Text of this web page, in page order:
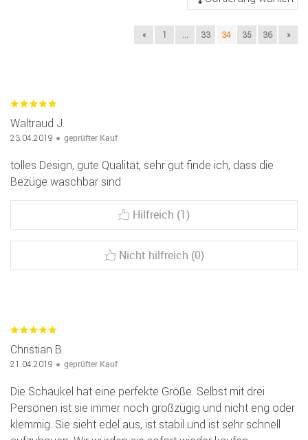
« 1 ... 33 34 35 36 »
Waltraud J.
23.04.2019 geprüfter Kauf
tolles Design, gute Qualität, sehr gut finde ich, dass die
Bezüge waschbar sind
Hilfreich (1)
Nicht hilfreich (0)
Christian B.
21.04.2019 geprüfter Kauf
Die Schaukel hat eine perfekte Größe. Selbst mit drei
Personen ist sie immer noch großzügig und nicht eng oder
klemmig. Sie sieht edel aus, ist stabil und ist sehr schnell